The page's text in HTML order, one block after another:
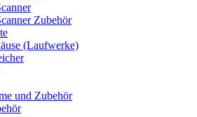
Zubehör
(Laufwerke)
und Zubehör